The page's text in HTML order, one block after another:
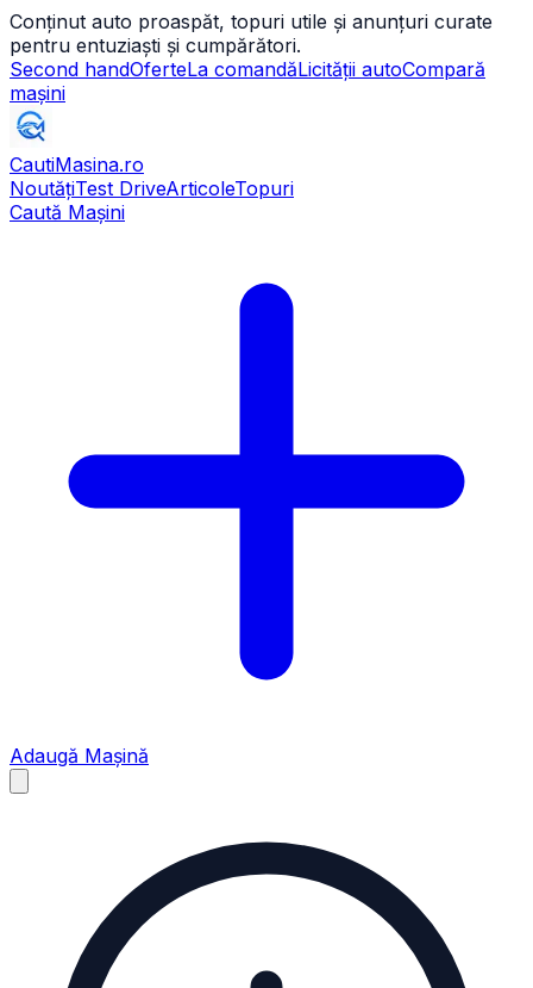
Conținut auto proaspăt, topuri utile și anunțuri curate
pentru entuziaști și cumpărători.
Second handOferteLa comandăLicității autoCompară
mașini
CautiMasina.ro
NoutățiTest DriveArticoleTopuri
Caută Mașini
Adaugă Mașină